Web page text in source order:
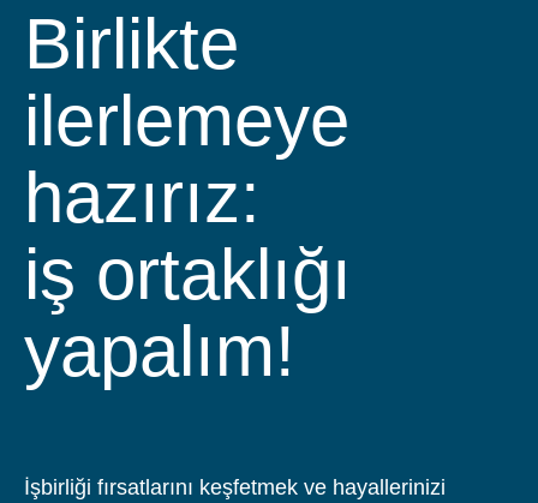
Birlikte
ilerlemeye
hazırız:
iş ortaklığı
yapalım!
İşbirliği fırsatlarını keşfetmek ve hayallerinizi